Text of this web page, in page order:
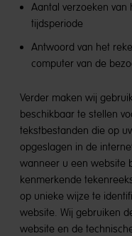
Aantal verzoeken van
tijdsperiode
Antwoord van het
computer van de
Verder maken wij
beschikbaar te stellen
tekstbestanden die op
opgeslagen in de
wanneer u een website
kenmerkende
op unieke wijze te
website. Wij gebruiken
website en de